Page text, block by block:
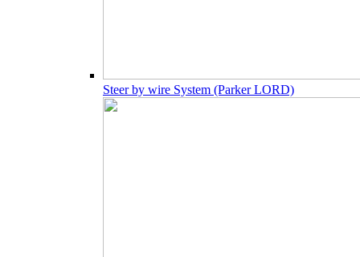
Steer by wire System (Parker LORD)